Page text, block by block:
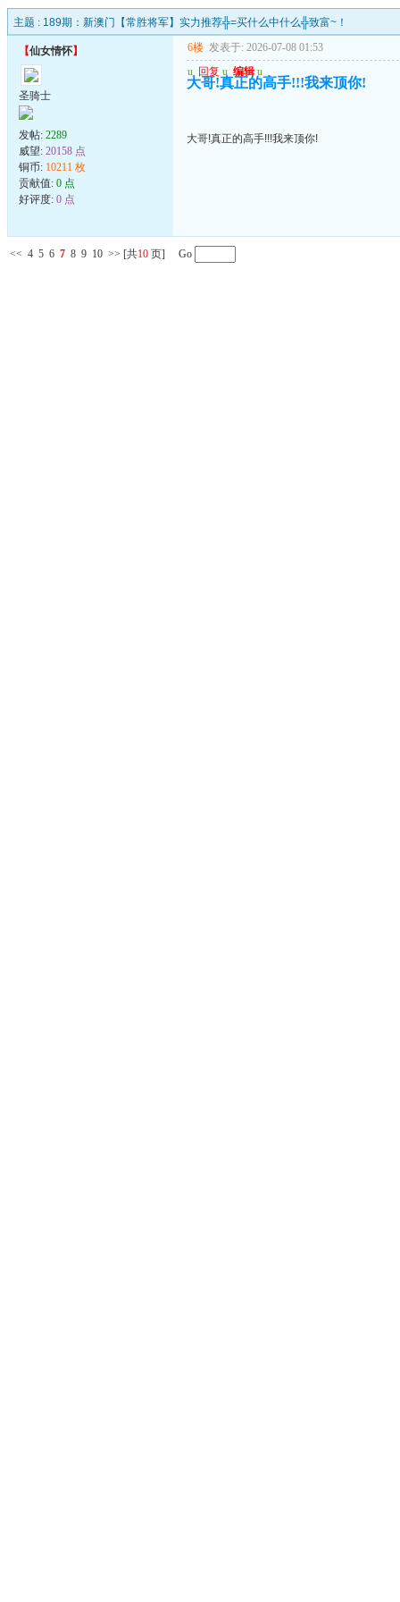
主题 : 189期：新澳门【常胜将军】实力推荐╬=买什么中什么╬致富~！
【仙女情怀】
圣骑士
发帖: 2289
威望: 20158 点
铜币: 10211 枚
贡献值: 0 点
好评度: 0 点
6楼 发表于: 2026-07-08 01:53
u 回复 u 编辑 u
大哥!真正的高手!!!我来顶你!
大哥!真正的高手!!!我来顶你!
<< 4 5 6 7 8 9 10 >> [共10 页] Go